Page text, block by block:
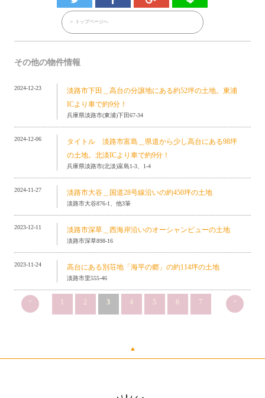
＞ トップページへ
その他の物件情報
2024-12-23
淡路市下田＿高台の分譲地にある約52坪の土地。東浦
ICより車で約9分！
兵庫県淡路市(東浦)下田67-34
2024-12-06
タイトル 淡路市富島＿県道から少し高台にある98坪
の土地。北淡ICより車で約9分！
兵庫県淡路市(北淡)富島1-3、1-4
2024-11-27 淡路市大谷＿国道28号線沿いの約450坪の土地
淡路市大谷876-1、他3筆
2023-12-11 淡路市深草＿西海岸沿いのオーシャンビューの土地
淡路市深草898-16
2023-11-24 高台にある別荘地「海平の郷」の約114坪の土地
淡路市里555-46
< 1 2 3 4 5 6 7 >
▲